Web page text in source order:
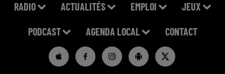
RADIO ACTUALITÉS EMPLOI JEUX
PODCAST AGENDA LOCAL CONTACT